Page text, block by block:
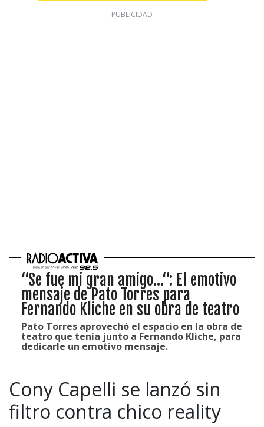
“Se fue mi gran amigo...“: El emotivo
mensaje de Pato Torres para
Fernando Kliche en su obra de teatro
Pato Torres aprovechó el espacio en la obra de
teatro que tenía junto a Fernando Kliche, para
dedicarle un emotivo mensaje.
Cony Capelli se lanzó sin
filtro contra chico reality